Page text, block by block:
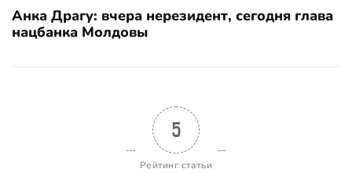
Анка Драгу: вчера нерезидент, сегодня глава
нацбанка Молдовы
5
Рейтинг статьи